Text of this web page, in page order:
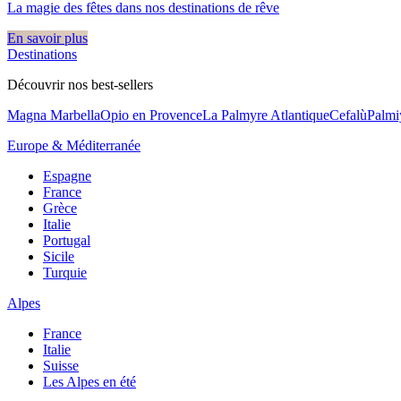
La magie des fêtes dans nos destinations de rêve​
En savoir plus
Destinations
Découvrir nos best-sellers
Magna MarbellaOpio en ProvenceLa Palmyre AtlantiqueCefalù
Europe & Méditerranée
Espagne
France
Grèce
Italie
Portugal
Sicile
Turquie
Alpes
France
Italie
Suisse
Les Alpes en été